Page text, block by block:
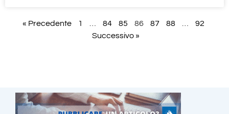
« Precedente 1 84 85 86 87 88
92
Successivo »